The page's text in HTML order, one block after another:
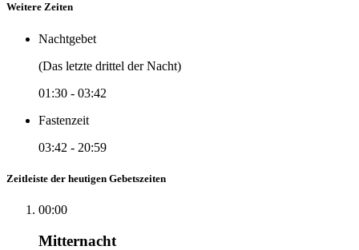
Weitere Zeiten
Nachtgebet
(Das letzte drittel der Nacht)
01:30 - 03:42
Fastenzeit
03:42 - 20:59
Zeitleiste der heutigen Gebetszeiten
00:00
Mitternacht